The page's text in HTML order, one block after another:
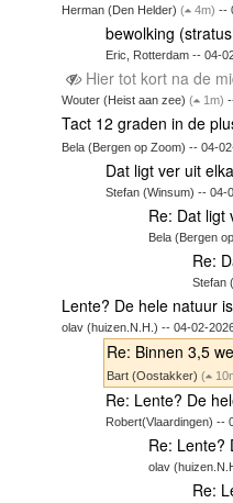
Herman (Den Helder)( 4m) --
bewolking
Eric, Rotterdam -- 04-
Hier tot kort na de
Wouter (Heist aan zee)( 1m)
Tact 12 graden in de
Bela (Bergen op Zoom) -- 04-
Dat ligt ver uit
Stefan (Winsum) -- 04-
Re: Dat ligt
Bela (Bergen
Re:
Stefan
Lente? De hele natuur
olav (huizen.N.H.) -- 04-02-
Re: Binnen 3,5
Bart (Oostakker) (
Re: Lente? De
Robert(Vlaardingen) --
Re: Lente?
olav
Re: